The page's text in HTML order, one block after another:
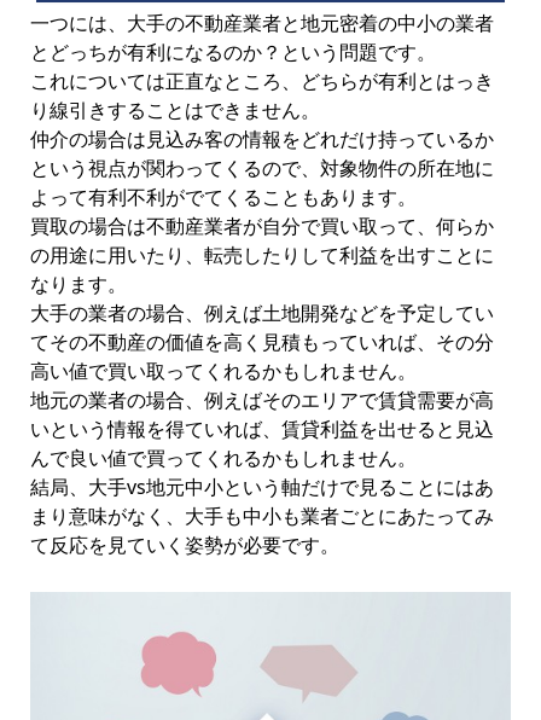
一つには、大手の不動産業者と地元密着の中小の業者
とどっちが有利になるのか？という問題です。
これについては正直なところ、どちらが有利とはっき
り線引きすることはできません。
仲介の場合は見込み客の情報をどれだけ持っているか
という視点が関わってくるので、対象物件の所在地に
よって有利不利がでてくることもあります。
買取の場合は不動産業者が自分で買い取って、何らか
の用途に用いたり、転売したりして利益を出すことに
なります。
大手の業者の場合、例えば土地開発などを予定してい
てその不動産の価値を高く見積もっていれば、その分
高い値で買い取ってくれるかもしれません。
地元の業者の場合、例えばそのエリアで賃貸需要が高
いという情報を得ていれば、賃貸利益を出せると見込
んで良い値で買ってくれるかもしれません。
結局、大手vs地元中小という軸だけで見ることにはあ
まり意味がなく、大手も中小も業者ごとにあたってみ
て反応を見ていく姿勢が必要です。